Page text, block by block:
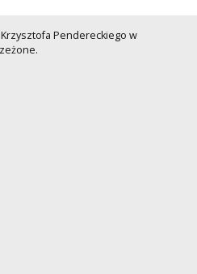
Pendereckiego w